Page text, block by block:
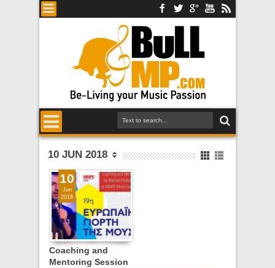
10 JUN 2018
Coaching and
Mentoring Session
10
Jun
2018